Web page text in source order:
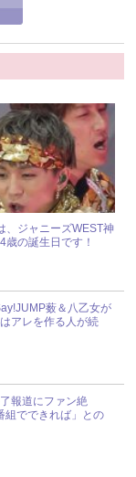
、ジャニーズWEST神
歳の誕生日です！
薮＆八乙女が
アレを作る人が続
報道にファン絶
でできれば」との